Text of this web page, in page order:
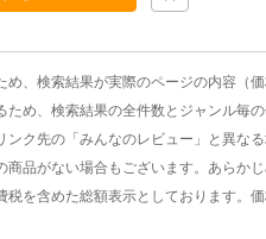
、検索結果が実際のページの内容（
め、検索結果の全件数とジャンル毎
ク先の「みんなのレビュー」と異な
品がない場合もございます。あらか
を含めた総額表示としております。